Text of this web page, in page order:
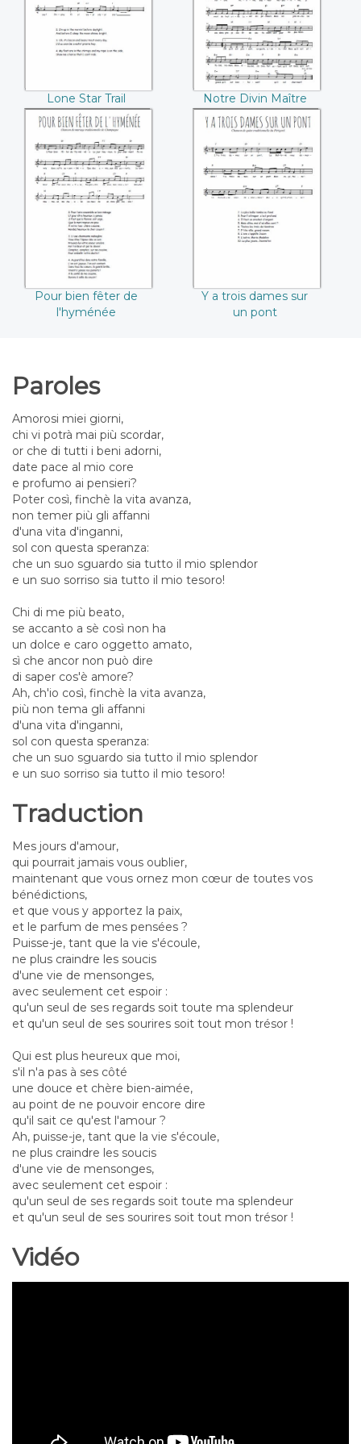
Lone Star Trail Notre Divin Maître
Pour bien fêter de
l'hyménée
Pour bien fêter de
l'hyménée
Y a trois dames sur
un pont
Y a trois dames sur
un pont
Paroles
Amorosi miei giorni,
chi vi potrà mai più scordar,
or che di tutti i beni adorni,
date pace al mio core
e profumo ai pensieri?
Poter così, finchè la vita avanza,
non temer più gli affanni
d'una vita d'inganni,
sol con questa speranza:
che un suo sguardo sia tutto il mio splendor
e un suo sorriso sia tutto il mio tesoro!
Chi di me più beato,
se accanto a sè così non ha
un dolce e caro oggetto amato,
sì che ancor non può dire
di saper cos'è amore?
Ah, ch'io così, finchè la vita avanza,
più non tema gli affanni
d'una vita d'inganni,
sol con questa speranza:
che un suo sguardo sia tutto il mio splendor
e un suo sorriso sia tutto il mio tesoro!
Traduction
Mes jours d'amour,
qui pourrait jamais vous oublier,
maintenant que vous ornez mon cœur de toutes vos
bénédictions,
et que vous y apportez la paix,
et le parfum de mes pensées ?
Puisse-je, tant que la vie s'écoule,
ne plus craindre les soucis
d'une vie de mensonges,
avec seulement cet espoir :
qu'un seul de ses regards soit toute ma splendeur
et qu'un seul de ses sourires soit tout mon trésor !
Qui est plus heureux que moi,
s'il n'a pas à ses côté
une douce et chère bien-aimée,
au point de ne pouvoir encore dire
qu'il sait ce qu'est l'amour ?
Ah, puisse-je, tant que la vie s'écoule,
ne plus craindre les soucis
d'une vie de mensonges,
avec seulement cet espoir :
qu'un seul de ses regards soit toute ma splendeur
et qu'un seul de ses sourires soit tout mon trésor !
Vidéo